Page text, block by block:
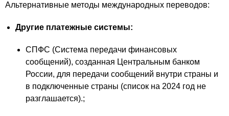
Альтернативные методы международных переводов:
Другие платежные системы:
СПФС (Система передачи финансовых
сообщений), созданная Центральным банком
России, для передачи сообщений внутри страны и
в подключенные страны (список на 2024 год не
разглашается).;